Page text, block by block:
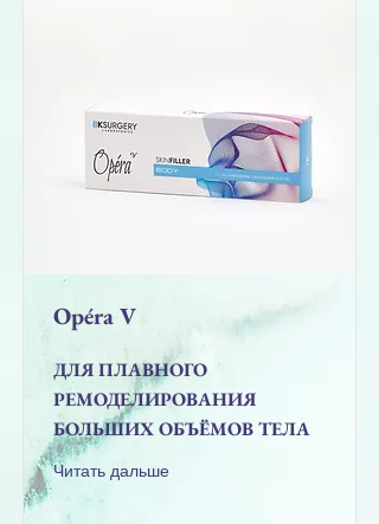
Opéra V
ДЛЯ ПЛАВНОГО
РЕМОДЕЛИРОВАНИЯ
БОЛЬШИХ ОБЪЁМОВ ТЕЛА
Читать дальше